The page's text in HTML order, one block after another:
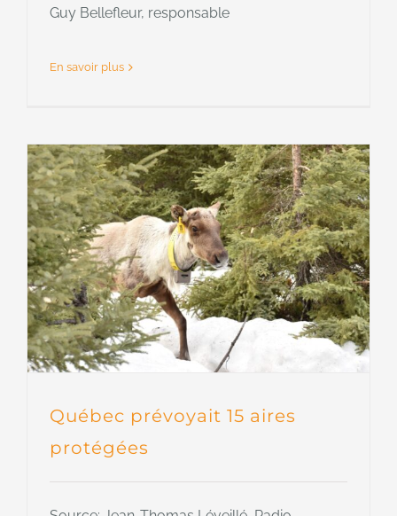
Guy Bellefleur, responsable
En savoir plus
Québec prévoyait 15 aires
protégées